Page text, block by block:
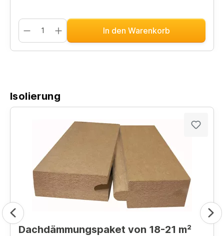
In den Warenkorb
Isolierung
Dachdämmungspaket von 18-21 m²